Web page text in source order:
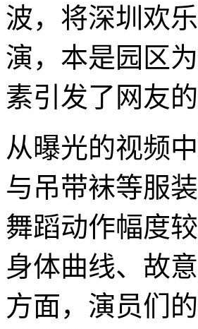
波，将深圳欢
演，本是园区
素引发了网友
从曝光的视频
与吊带袜等服
舞蹈动作幅度
身体曲线、故
方面，演员们